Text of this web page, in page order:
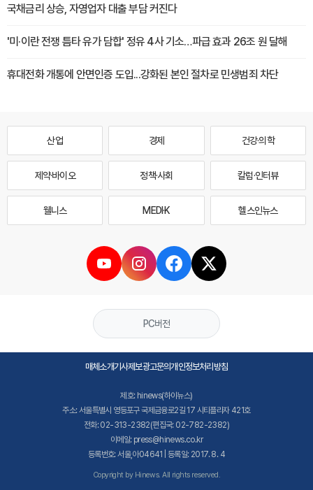
국채금리 상승, 자영업자 대출 부담 커진다
'미·이란 전쟁 틈타 유가 담합' 정유 4사 기소…파급 효과 26조 원 달해
휴대전화 개통에 안면인증 도입...강화된 본인 절차로 민생범죄 차단
산업 경제 건강·의학
제약·바이오 정책·사회 칼럼·인터뷰
웰니스 MEDI·K 헬스인뉴스
PC버전
매체소개기사제보광고문의개인정보처리방침
제호: hinews(하이뉴스)
주소: 서울특별시 영등포구 국제금융로2길 17 시티플라자 421호
전화: 02-313-2382(편집국: 02-782-2382)
이메일: press@hinews.co.kr
등록번호: 서울,아04641 | 등록일: 2017. 8. 4
Copyright by Hinews. All rights reserved.